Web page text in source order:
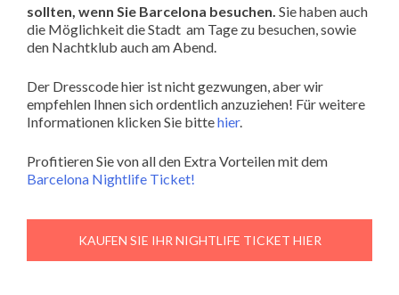
sollten, wenn Sie Barcelona besuchen. Sie haben auch
die Möglichkeit die Stadt am Tage zu besuchen, sowie
den Nachtklub auch am Abend.
Der Dresscode hier ist nicht gezwungen, aber wir
empfehlen Ihnen sich ordentlich anzuziehen! Für weitere
Informationen klicken Sie bittehier.
Profitieren Sie von all den Extra Vorteilen mit dem
Barcelona Nightlife Ticket!
KAUFEN SIE IHR NIGHTLIFE TICKET HIER